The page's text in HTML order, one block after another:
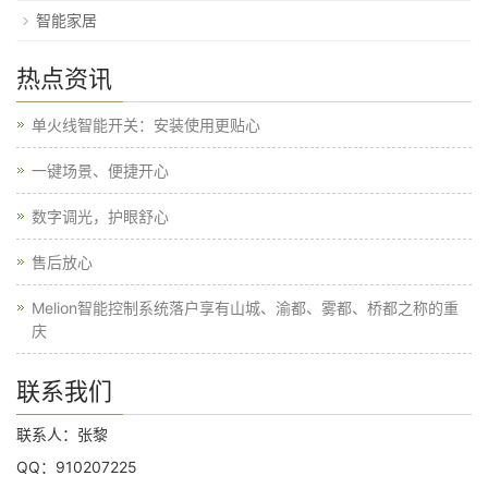
智能家居
热点资讯
单火线智能开关：安装使用更贴心
一键场景、便捷开心​
数字调光，护眼舒心
售后放心
Melion智能控制系统落户享有山城、渝都、雾都、桥都之称的重
庆
联系我们
联系人：张黎
QQ：910207225